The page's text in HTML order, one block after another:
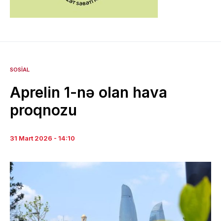
SOSIAL
Aprelin 1-nə olan hava
proqnozu
31 Mart 2026 - 14:10